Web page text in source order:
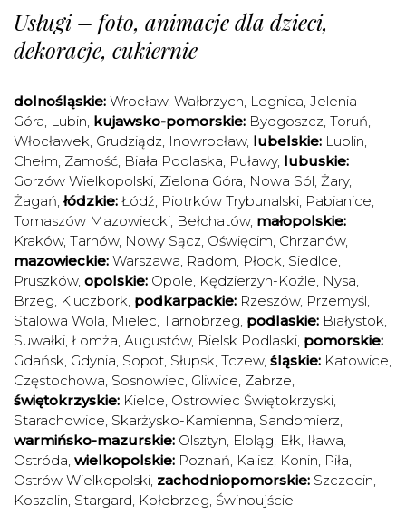
Usługi – foto, animacje dla dzieci,
dekoracje, cukiernie
dolnośląskie: Wrocław, Wałbrzych, Legnica, Jelenia
Góra, Lubin, kujawsko-pomorskie: Bydgoszcz, Toruń,
Włocławek, Grudziądz, Inowrocław, lubelskie: Lublin,
Chełm, Zamość, Biała Podlaska, Puławy, lubuskie:
Gorzów Wielkopolski, Zielona Góra, Nowa Sól, Żary,
Żagań, łódzkie: Łódź, Piotrków Trybunalski, Pabianice,
Tomaszów Mazowiecki, Bełchatów, małopolskie:
Kraków, Tarnów, Nowy Sącz, Oświęcim, Chrzanów,
mazowieckie: Warszawa, Radom, Płock, Siedlce,
Pruszków, opolskie: Opole, Kędzierzyn-Koźle, Nysa,
Brzeg, Kluczbork, podkarpackie: Rzeszów, Przemyśl,
Stalowa Wola, Mielec, Tarnobrzeg, podlaskie: Białystok,
Suwałki, Łomża, Augustów, Bielsk Podlaski, pomorskie:
Gdańsk, Gdynia, Sopot, Słupsk, Tczew, śląskie: Katowice,
Częstochowa, Sosnowiec, Gliwice, Zabrze,
świętokrzyskie: Kielce, Ostrowiec Świętokrzyski,
Starachowice, Skarżysko-Kamienna, Sandomierz,
warmińsko-mazurskie: Olsztyn, Elbląg, Ełk, Iława,
Ostróda, wielkopolskie: Poznań, Kalisz, Konin, Piła,
Ostrów Wielkopolski, zachodniopomorskie: Szczecin,
Koszalin, Stargard, Kołobrzeg, Świnoujście